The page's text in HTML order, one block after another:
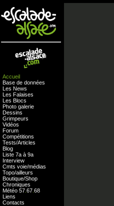
Accueil
Base de données
Les News
Les Falaises
Les Blocs
Photo galerie
Dessins
Grimpeurs
Vidéos
Forum
Compétitions
Tests/Articles
Blog
Liste 7a à 9a
Interview
Cmts voie/médias
Topo/ailleurs
Boutique/Shop
Chroniques
Météo 57 67 68
Liens
Contacts